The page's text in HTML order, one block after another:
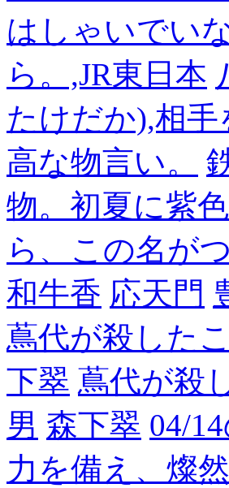
はしゃいでい
ら。,JR東日本
たけだか),相
高な物言い。
物。初夏に紫
ら、この名が
和牛香 応天門
蔦代が殺した
下翠 蔦代が殺
男 森下翠 04/
力を備え、燦